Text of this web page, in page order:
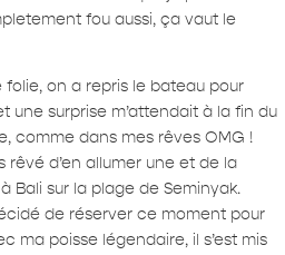
fou aussi, ça vaut le
on a repris le bateau pour
une surprise m’attendait à la fin du
comme dans mes rêves OMG !
rêvé d’en allumer une et de la
Bali sur la plage de Seminyak.
de réserver ce moment pour
ma poisse légendaire, il s’est mis